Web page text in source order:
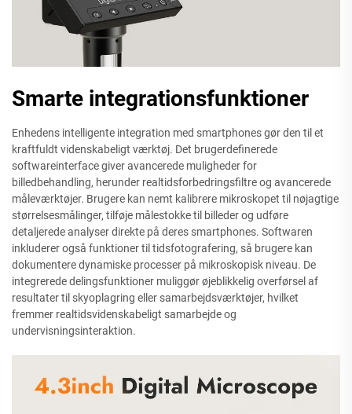
Smarte integrationsfunktioner
Enhedens intelligente integration med smartphones gør den til et
kraftfuldt videnskabeligt værktøj. Det brugerdefinerede
softwareinterface giver avancerede muligheder for
billedbehandling, herunder realtidsforbedringsfiltre og avancerede
måleværktøjer. Brugere kan nemt kalibrere mikroskopet til nøjagtige
størrelsesmålinger, tilføje målestokke til billeder og udføre
detaljerede analyser direkte på deres smartphones. Softwaren
inkluderer også funktioner til tidsfotografering, så brugere kan
dokumentere dynamiske processer på mikroskopisk niveau. De
integrerede delingsfunktioner muliggør øjeblikkelig overførsel af
resultater til skyoplagring eller samarbejdsværktøjer, hvilket
fremmer realtidsvidenskabeligt samarbejde og
undervisningsinteraktion.